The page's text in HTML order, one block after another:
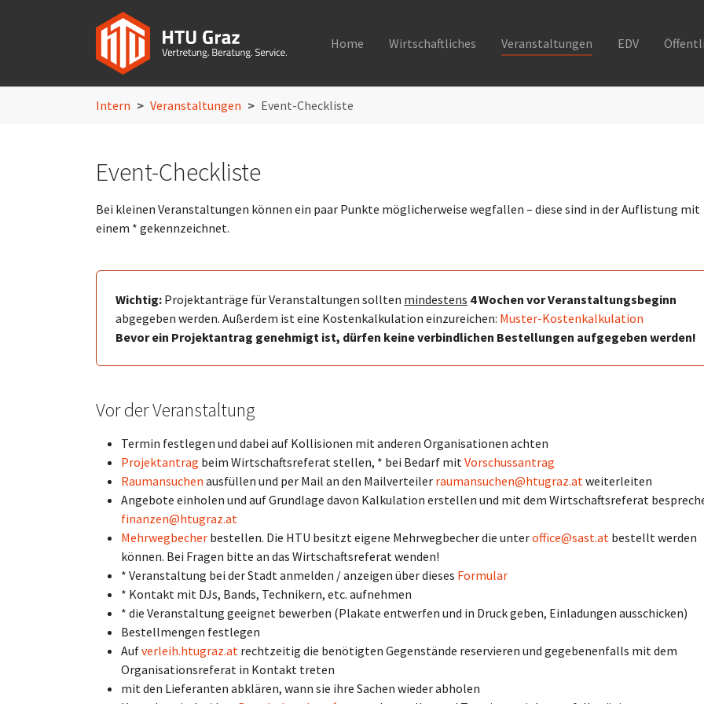
Home Wirtschaftliches Veranstaltungen EDV
Intern Veranstaltungen Event-Checkliste
Event-Checkliste
Bei kleinen Veranstaltungen können ein paar Punkte möglicherweise wegfallen – diese sind in der Auflistung mit
einem * gekennzeichnet.
Wichtig: Projektanträge für Veranstaltungen sollten mindestens 4 Wochen vor Veranstaltungsbeginn
abgegeben werden. Außerdem ist eine Kostenkalkulation einzureichen: Muster-Kostenkalkulation
Bevor ein Projektantrag genehmigt ist, dürfen keine verbindlichen Bestellungen aufgegeben werden!
Vor der Veranstaltung
Termin festlegen und dabei auf Kollisionen mit anderen Organisationen achten
Projektantrag beim Wirtschaftsreferat stellen, * bei Bedarf mitVorschussantrag
Raumansuchen ausfüllen und per Mail an den Mailverteiler raumansuchen@htugraz.atweiterleiten
Angebote einholen und auf Grundlage davon Kalkulation erstellen und mit dem Wirtschaftsreferat
finanzen@htugraz.at
Mehrwegbecher bestellen. Die HTU besitzt eigene Mehrwegbecher die unteroffice@sast.at bestellt werden
können. Bei Fragen bitte an das Wirtschaftsreferat wenden!
* Veranstaltung bei der Stadt anmelden / anzeigen über dieses Formular
* Kontakt mit DJs, Bands, Technikern, etc. aufnehmen
* die Veranstaltung geeignet bewerben (Plakate entwerfen und in Druck geben, Einladungen ausschicken)
Bestellmengen festlegen
Aufverleih.htugraz.at rechtzeitig die benötigten Gegenstände reservieren und gegebenenfalls mit dem
Organisationsreferat in Kontakt treten
mit den Lieferanten abklären, wann sie ihre Sachen wieder abholen